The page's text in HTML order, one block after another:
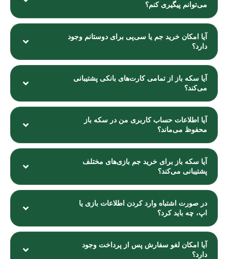
می‌توانم پیگیری کنم؟
آیا امکان خرید جم یا سی‌پی برای دوستانم وجود
دارد؟
آیا سکه باز از تمامی کارت‌های بانکی پشتیبانی
می‌کند؟
آیا اطلاعات حساب کاربری من در سکه باز
محفوظ می‌ماند؟
آیا سکه باز برای خرید جم بازی‌های مختلف
پشتیبانی می‌کند؟
در صورت اشتباه وارد کردن اطلاعات بازی یا
اپ، چه باید کرد؟
آیا امکان لغو سفارش پس از پرداخت وجود
دارد؟